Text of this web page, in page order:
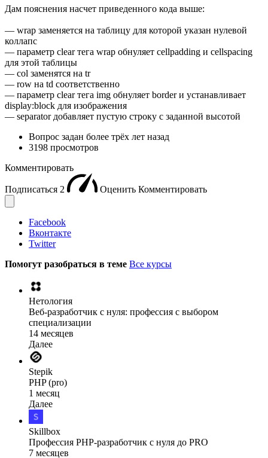
Дам пояснения насчет приведенного кода выше:
— wrap заменяется на таблицу для которой указан нулевой
коллапс
— параметр clear тега wrap обнуляет cellpadding и cellspacing
для этой таблицы
— col заменятся на tr
— row на td соответственно
— параметр clear тега img обнуляет border и устанавливает
display:block для изображения
— separator добавляет пустую строку с заданной высотой
Вопрос задан более трёх лет назад
3198 просмотров
Комментировать
Подписаться 2 Оценить Комментировать
Facebook
Вконтакте
Twitter
Помогут разобраться в теме Все курсы
Нетология
Веб-разработчик с нуля: профессия с выбором
специализации
14 месяцев
Далее
Stepik
PHP (pro)
1 месяц
Далее
Skillbox
Профессия PHP-разработчик с нуля до PRO
7 месяцев